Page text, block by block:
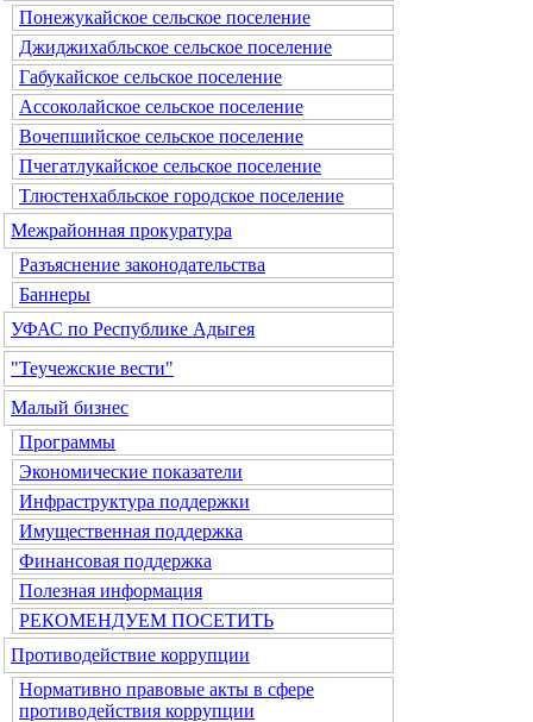
Понежукайское сельское поселение
Джиджихабльское сельское поселение
Габукайское сельское поселение
Ассоколайское сельское поселение
Вочепшийское сельское поселение
Пчегатлукайское сельское поселение
Тлюстенхабльское городское поселение
Межрайонная прокуратура
Разъяснение законодательства
Баннеры
УФАС по Республике Адыгея
"Теучежские вести"
Малый бизнес
Программы
Экономические показатели
Инфраструктура поддержки
Имущественная поддержка
Финансовая поддержка
Полезная информация
РЕКОМЕНДУЕМ ПОСЕТИТЬ
Противодействие коррупции
Нормативно правовые акты в сфере
противодействия коррупции